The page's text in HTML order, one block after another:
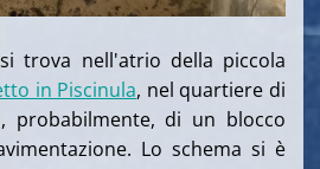
trova nell'atrio della piccola
in Piscinula, nel quartiere di
probabilmente, di un blocco
Lo schema si è